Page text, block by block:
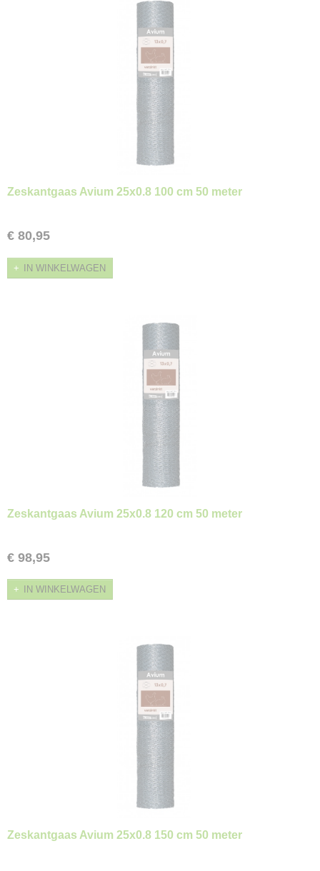
Zeskantgaas Avium 25x0.8 100 cm 50 meter
€ 80,95
IN WINKELWAGEN
Zeskantgaas Avium 25x0.8 120 cm 50 meter
€ 98,95
IN WINKELWAGEN
Zeskantgaas Avium 25x0.8 150 cm 50 meter